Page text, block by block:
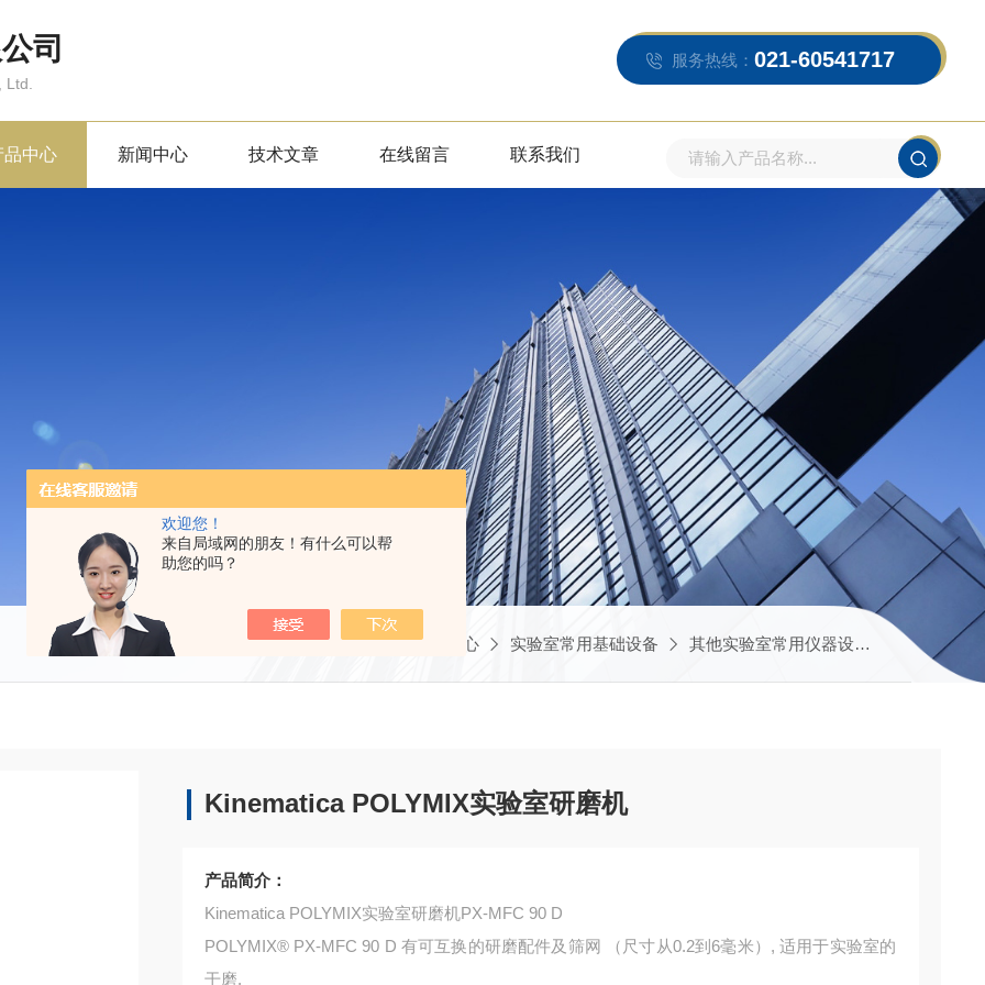
欢迎您！
来自局域网的朋友！有什么可以帮
助您的吗？
司 服务热线： 021-60541717
品中心 新闻中心 技术文章 在线留言 联系我们
当前位置：首页 产品中心 实验室常用基础设备 其他实验室常用仪器设备 PX-MFC
Kinematica POLYMIX实验室研磨机
产品简介：
Kinematica POLYMIX实验室研磨机PX-MFC 90 D​
POLYMIX® PX-MFC 90 D 有可互换的研磨配件及筛网 （尺寸从0.2到6毫米）, 适用于实验室的
干磨.